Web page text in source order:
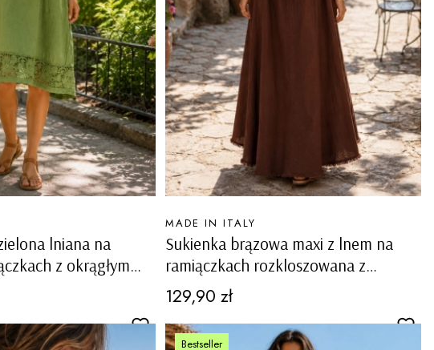
lniana na
z okrągłym
wstawkami
Sukienka brązowa maxi z lnem na
ramiączkach rozkloszowana z
cekinami Alfianola
PRODUCENT
MADE IN ITALY
Cena
129,90 zł
Bestseller